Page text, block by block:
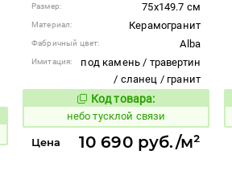
Размер: 75x149.7 см
Материал: Керамогранит
Фабричный цвет: Alba
Имитация:
под камень / травертин
/ сланец / гранит
Код товара:
1122711 Код товара:
небо тусклой связи
Цена 10 690 руб./м²